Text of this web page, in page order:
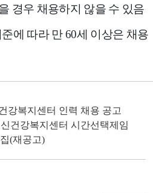
경우 채용하지 않을 수 있음
준에 따라 만60세 이상은 채용
강복지센터 인력 채용 공고
건강복지센터 시간선택제임
(재공고)